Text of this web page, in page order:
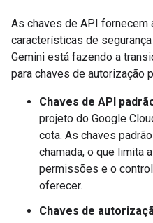
As chaves de API fornecem
características de
Gemini está fazendo a
para chaves de autorização
Chaves de API
projeto do Google
cota. As chaves
chamada, o que limita
permissões e o
oferecer.
Chaves de